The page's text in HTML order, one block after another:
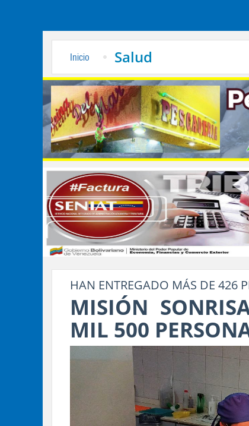
Inicio Salud
HAN ENTREGADO MÁS DE 426
MISIÓN
MIL 500